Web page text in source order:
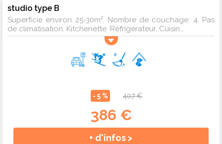
studio type B
Superficie environ 25-30m². Nombre de couchage: 4. Pas
de climatisation. Kitchenette. Réfrigérateur. Cuisin...
- 5 % 407 €
386 €
+ d'infos >